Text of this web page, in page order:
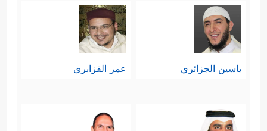
ياسين الجزائري عمر القزابري